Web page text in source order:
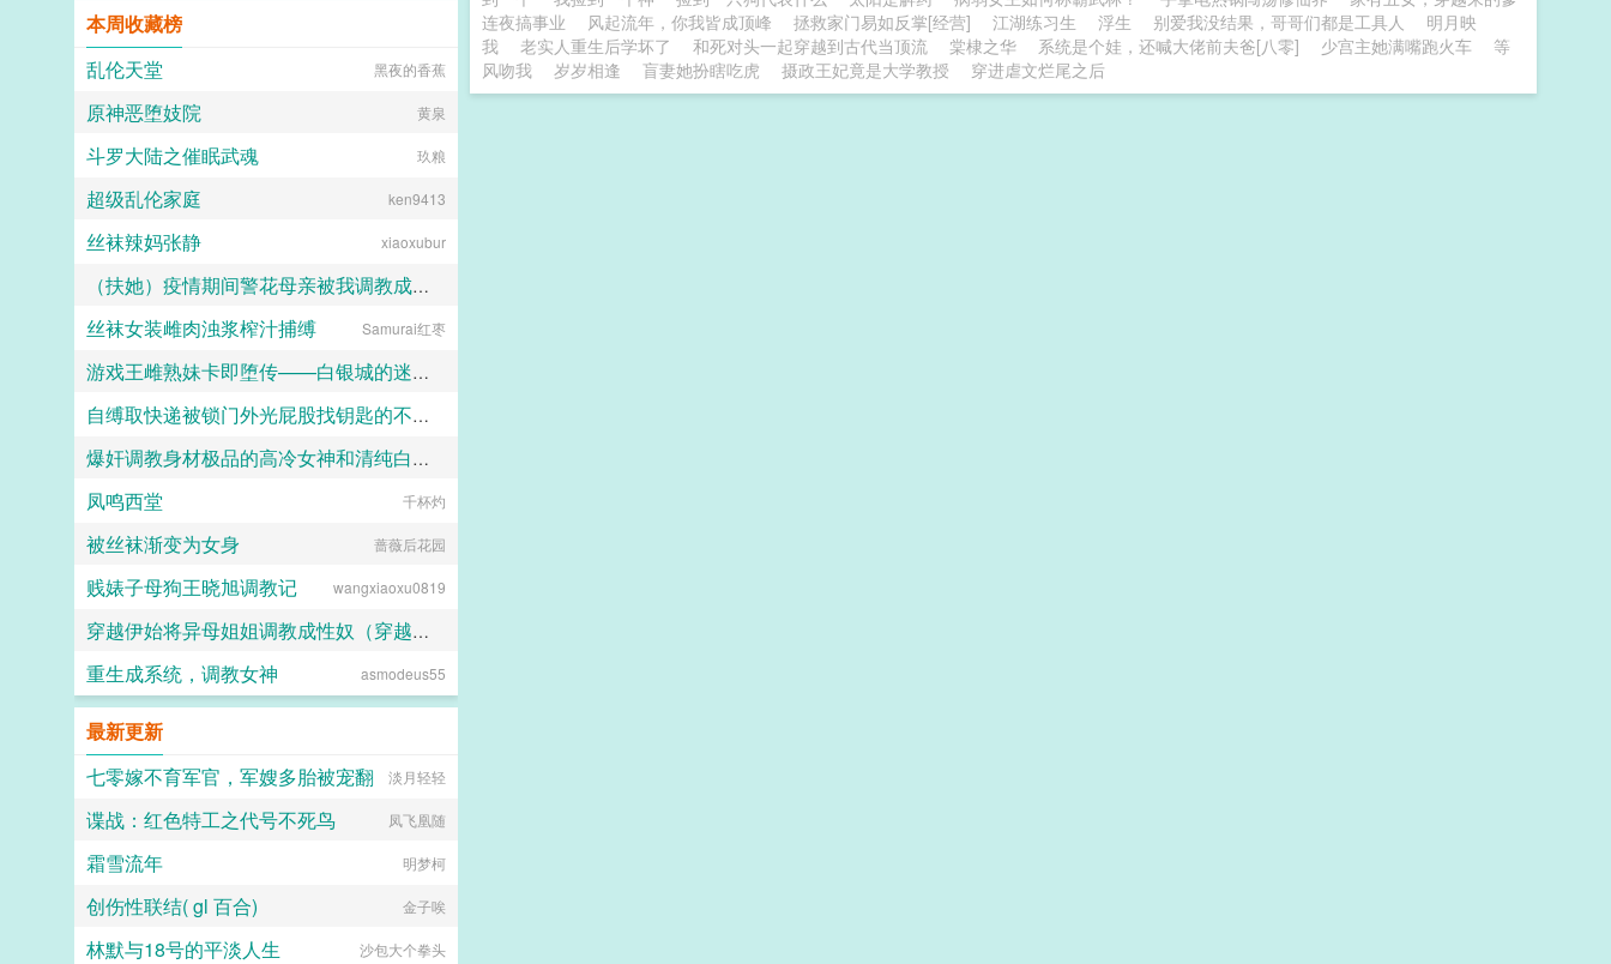
连夜搞事业
风起流年，你我皆成顶峰 拯救家门易如反掌[经营] 江湖练习生 浮生 别爱我没结果，哥哥们都是工具人
明月映
我
老实人重生后学坏了 和死对头一起穿越到古代当顶流 棠棣之华 系统是个娃，还喊大佬前夫爸[八零] 少宫主她满嘴跑火车
等
风吻我
岁岁相逢 盲妻她扮瞎吃虎 摄政王妃竟是大学教授 穿进虐文烂尾之后
本周收藏榜
乱伦天堂
黑夜的香蕉
原神恶堕妓院 黄泉
斗罗大陆之催眠武魂 玖粮
超级乱伦家庭 ken9413
丝袜辣妈张静 xiaoxubur
（扶她）疫情期间警花母亲被我调教成三洞全开的肉便器母狗
霜染official
丝袜女装雌肉浊浆榨汁捕缚 Samurai红枣
游戏王雌熟妹卡即堕传——白银城的迷宫主?拉比丽斯篇
自缚取快递被锁门外光屁股找钥匙的不良妹妹
黑翼君
爆奸调教身材极品的高冷女神和清纯白袜甜妹留学生，射满她们的鞋柜里的高跟鞋和小皮鞋
ni1l
凤鸣西堂 千杯灼
被丝袜渐变为女身 蔷薇后花园
贱婊子母狗王晓旭调教记 wangxiaoxu0819
穿越伊始将异母姐姐调教成性奴（穿越到异世界把高贵强大的女性征服至胯下）
dark
重生成系统，调教女神 asmodeus55
最新更新
七零嫁不育军官，军嫂多胎被宠翻
淡月轻轻
谍战：红色特工之代号不死鸟 凤飞凰随
霜雪流年 明梦柯
创伤性联结( gl 百合) 金子唉
林默与18号的平淡人生 沙包大个拳头